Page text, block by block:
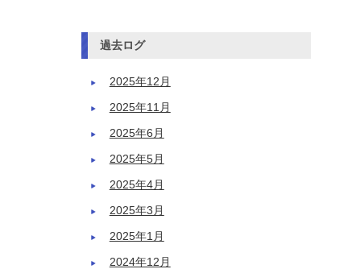
過去ログ
2025年12月
2025年11月
2025年6月
2025年5月
2025年4月
2025年3月
2025年1月
2024年12月